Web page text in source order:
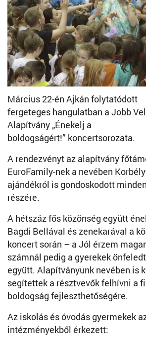
Március 22-én Ajkán folytatódott
fergeteges hangulatban a Jobb
Alapítvány „Énekelj a
boldogságért!” koncertsorozata.
A rendezvényt az alapítvány
EuroFamily-nek a nevében
ajándékról is gondoskodott
részére.
A hétszáz fős közönség együtt
Bagdi Bellával és zenekarával a
koncert során – a Jól érzem
számnál pedig a gyerekek
együtt. Alapítványunk nevében is
segítettek a résztvevők felhívni a
boldogság fejleszthetőségére.
Az iskolás és óvodás gyermekek
intézményekből érkezett: